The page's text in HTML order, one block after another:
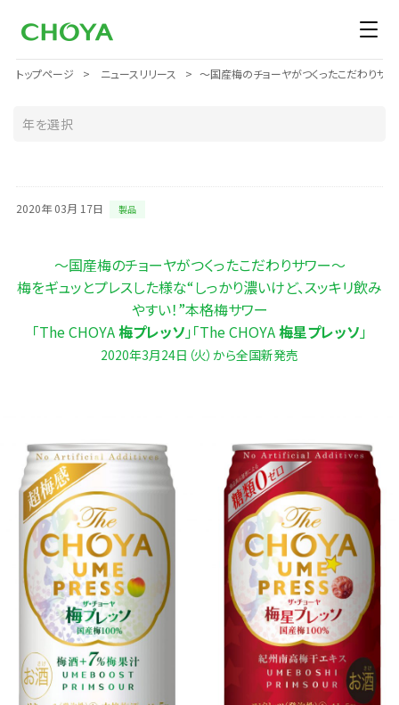
トップページ ニュースリリース ～国産梅のチョーヤがつくったこだわりサワ
2020年 03月 17日 製品
～国産梅のチョーヤがつくったこだわりサワー～
梅をギュッとプレスした様な“しっかり濃いけど、スッキリ飲み
やすい！”本格梅サワー
「The CHOYA 梅プレッソ」「The CHOYA 梅星プレッソ」
2020年3月24日（火）から全国新発売